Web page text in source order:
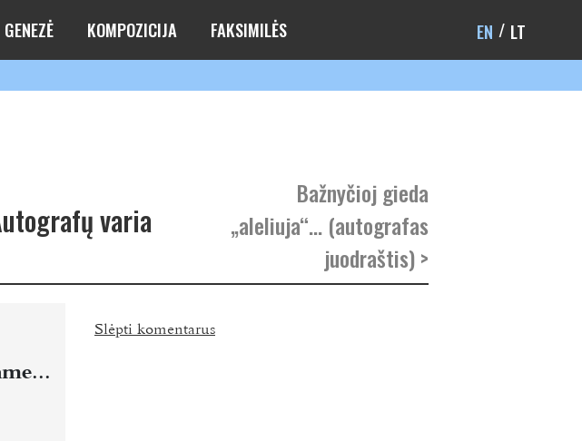
GENEZĖ KOMPOZICIJA FAKSIMILĖS EN LT
varia
Bažnyčioj gieda
„aleliuja“… (autografas
juodraštis) >
Slėpti komentarus